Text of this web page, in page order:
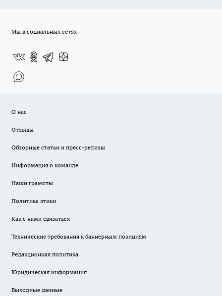
Мы в социальных сетях
О нас
Отзывы
Обзорные статьи и пресс-релизы
Информация о команде
Наши грамоты
Политика этики
Как с нами связаться
Технические требования к баннерным позициям
Редакционная политика
Юридическая информация
Выходные данные